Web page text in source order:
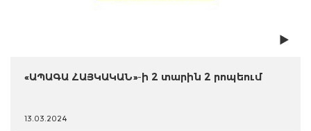
«ԱՊԱԳԱ ՀԱՅԿԱԿԱՆ»-ի 2 տարին 2 րոպեում
13.03.2024